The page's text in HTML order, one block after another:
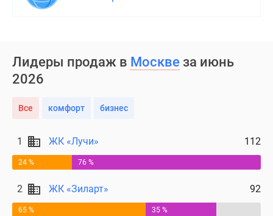
Лидеры продаж в Москве за июнь
2026
Все комфорт бизнес
1 ЖК «Лучи» 112
24 % 76 %
2 ЖК «Зиларт» 92
65 % 35 %